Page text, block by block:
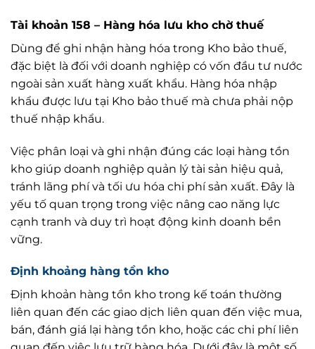
Tài khoản 158 – Hàng hóa lưu kho chờ thuế
Dùng để ghi nhận hàng hóa trong Kho bảo thuế,
đặc biệt là đối với doanh nghiệp có vốn đầu tư nước
ngoài sản xuất hàng xuất khẩu. Hàng hóa nhập
khẩu được lưu tại Kho bảo thuế mà chưa phải nộp
thuế nhập khẩu.
Việc phân loại và ghi nhận đúng các loại hàng tồn
kho giúp doanh nghiệp quản lý tài sản hiệu quả,
tránh lãng phí và tối ưu hóa chi phí sản xuất. Đây là
yếu tố quan trọng trong việc nâng cao năng lực
cạnh tranh và duy trì hoạt động kinh doanh bền
vững.
Định khoảng hàng tồn kho
Định khoản hàng tồn kho trong kế toán thường
liên quan đến các giao dịch liên quan đến việc mua,
bán, đánh giá lại hàng tồn kho, hoặc các chi phí liên